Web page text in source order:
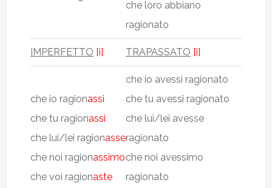
che loro abbiano
ragionato
IMPERFETTO [i] TRAPASSATO [i]
che io ragionassi
che tu ragionassi
che lui/lei ragionasse
che noi ragionassimo
che voi ragionaste
che io avessi ragionato
che tu avessi ragionato
che lui/lei avesse
ragionato
che noi avessimo
ragionato